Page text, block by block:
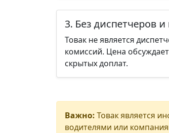
3. Без диспетчеров
Товак не является
комиссий. Цена
скрытых доплат.
Важно: Товак является
водителями или